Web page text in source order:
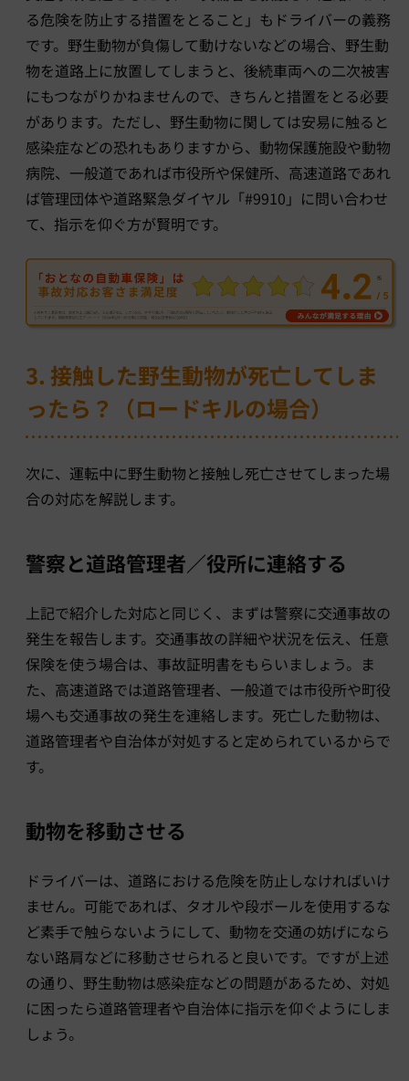
る危険を防止する措置をとること」もドライバーの義務
です。野生動物が負傷して動けないなどの場合、野生動
物を道路上に放置してしまうと、後続車両への二次被害
にもつながりかねませんので、きちんと措置をとる必要
があります。ただし、野生動物に関しては安易に触ると
感染症などの恐れもありますから、動物保護施設や動物
病院、一般道であれば市役所や保健所、高速道路であれ
ば管理団体や道路緊急ダイヤル「#9910」に問い合わせ
て、指示を仰ぐ方が賢明です。
3. 接触した野生動物が死亡してしま
ったら？（ロードキルの場合）
次に、運転中に野生動物と接触し死亡させてしまった場
合の対応を解説します。
警察と道路管理者／役所に連絡する
上記で紹介した対応と同じく、まずは警察に交通事故の
発生を報告します。交通事故の詳細や状況を伝え、任意
保険を使う場合は、事故証明書をもらいましょう。ま
た、高速道路では道路管理者、一般道では市役所や町役
場へも交通事故の発生を連絡します。死亡した動物は、
道路管理者や自治体が対処すると定められているからで
す。
動物を移動させる
ドライバーは、道路における危険を防止しなければいけ
ません。可能であれば、タオルや段ボールを使用するな
ど素手で触らないようにして、動物を交通の妨げになら
ない路肩などに移動させられると良いです。ですが上述
の通り、野生動物は感染症などの問題があるため、対処
に困ったら道路管理者や自治体に指示を仰ぐようにしま
しょう。